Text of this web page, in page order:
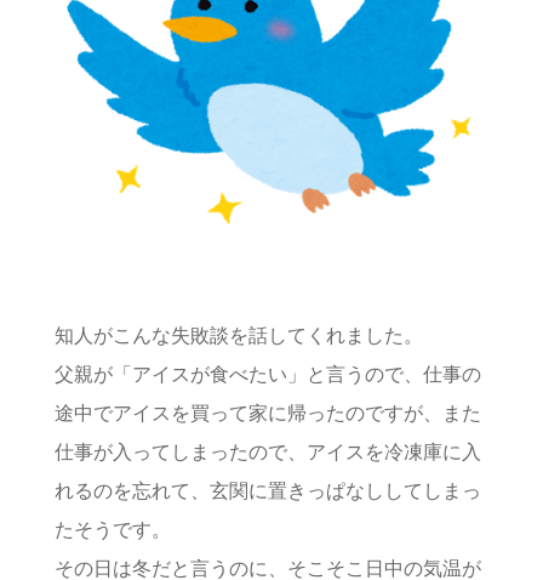
知人がこんな失敗談を話してくれました。
父親が「アイスが食べたい」と言うので、仕事の
途中でアイスを買って家に帰ったのですが、また
仕事が入ってしまったので、アイスを冷凍庫に入
れるのを忘れて、玄関に置きっぱなししてしまっ
たそうです。
その日は冬だと言うのに、そこそこ日中の気温が